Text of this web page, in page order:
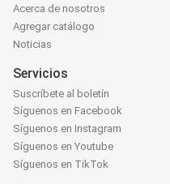
Acerca de nosotros
Agregar catálogo
Noticias
Servicios
Suscríbete al boletín
Síguenos en Facebook
Síguenos en Instagram
Síguenos en Youtube
Síguenos en TikTok